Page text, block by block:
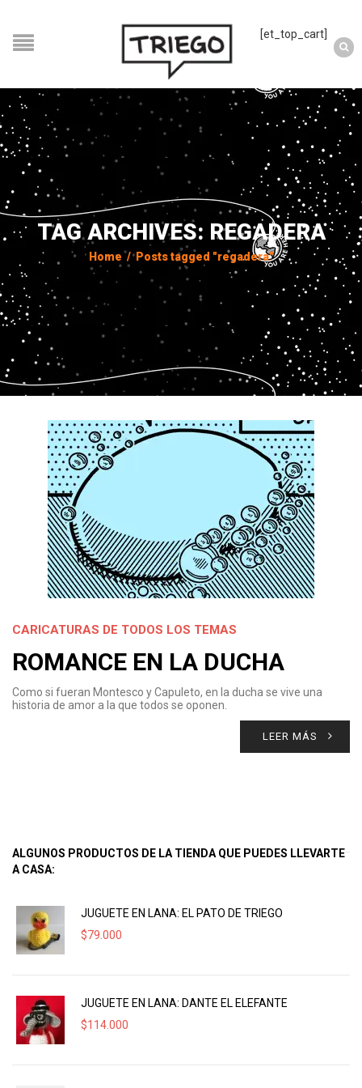
[et_top_cart]
TAG ARCHIVES: REGADERA
Home / Posts tagged "regadera"
CARICATURAS DE TODOS LOS TEMAS
ROMANCE EN LA DUCHA
Como si fueran Montesco y Capuleto, en la ducha se vive una
historia de amor a la que todos se oponen.
LEER MÁS
ALGUNOS PRODUCTOS DE LA TIENDA QUE PUEDES LLEVARTE
A CASA:
JUGUETE EN LANA: EL PATO DE TRIEGO
$79.000
JUGUETE EN LANA: DANTE EL ELEFANTE
$114.000